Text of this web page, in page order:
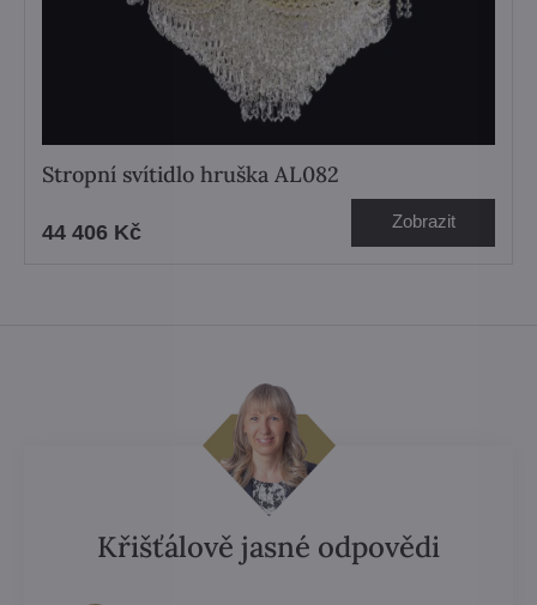
Stropní svítidlo hruška AL082
44 406 Kč Zobrazit
Křišťálově jasné odpovědi